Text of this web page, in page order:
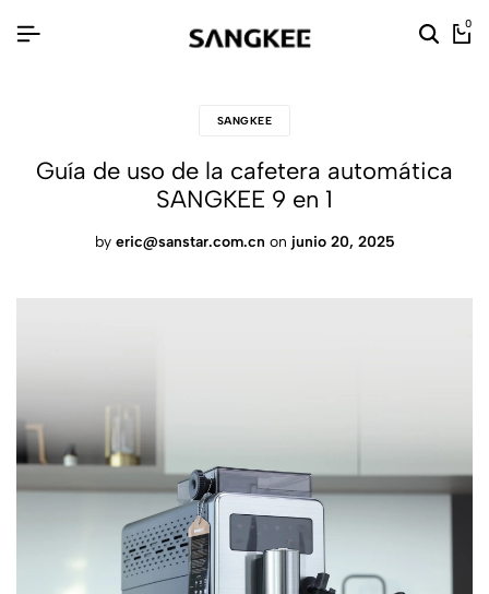
0
SANGKEE
Guía de uso de la cafetera automática
SANGKEE 9 en 1
by eric@sanstar.com.cn on junio 20, 2025